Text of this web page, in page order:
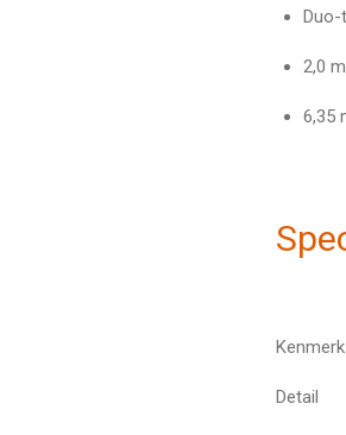
Duo-
2,0
6,35
Kenmerk
Detail